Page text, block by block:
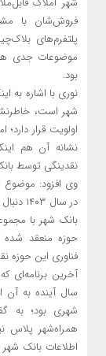
فروش‌شان با
پلتفرم‌های
بود.
نوری با اشاره به
شهر است،
اولویت قرار
نقدینگی توسط
در
بانک شهر با
حوزه منعقد شده
فناوری این حوزه
آخرین برنامه‌ای
سال آینده به آن
شهری بود؛ به
همراه‌شهر پلاس
اطلاعات بانک